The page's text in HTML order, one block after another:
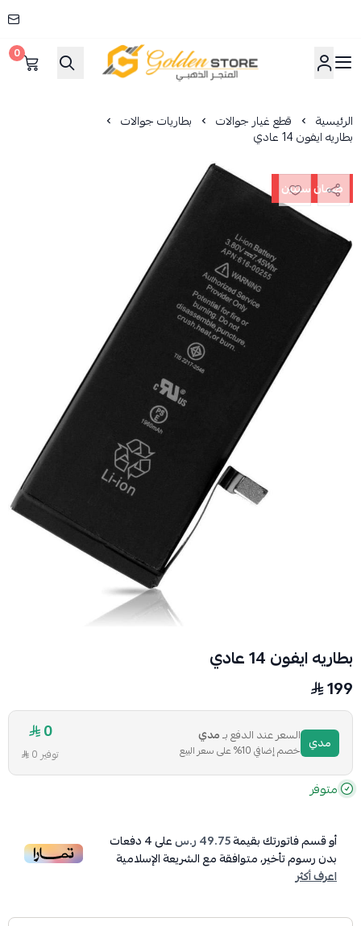
المتجر الذهبي
0
الرئيسية قطع غيار جوالات بطاريات جوالات
بطاريه ايفون 14 عادي
ضمان سنتين
بطاريه ايفون 14 عادي
199
مدي السعر عند الدفع بـمدي
خصم إضافي 10% على سعر البيع
0
توفير 0
متوفر
أو قسم فاتورتك بقيمة49.75 ر.س على4دفعات
بدون رسوم تأخير، متوافقة مع الشريعة الإسلامية
اعرف أكثر